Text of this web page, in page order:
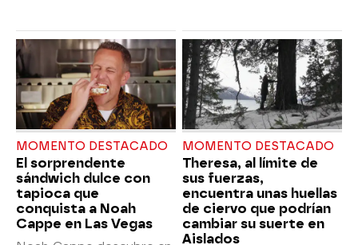
MOMENTO DESTACADO
El sorprendente
sándwich dulce con
tapioca que
conquista a Noah
Cappe en Las Vegas
MOMENTO DESTACADO
Theresa, al límite de
sus fuerzas,
encuentra unas huellas
de ciervo que podrían
cambiar su suerte en
Aislados